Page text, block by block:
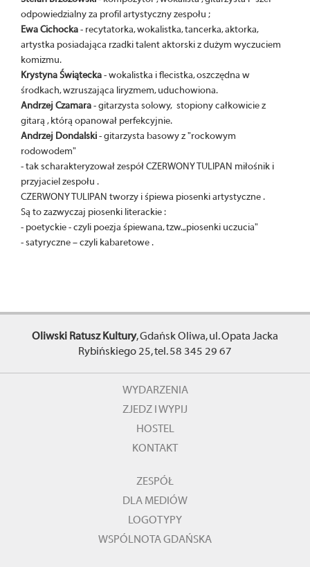
odpowiedzialny za profil artystyczny zespołu ;
Ewa Cichocka- recytatorka, wokalistka, tancerka, aktorka,
artystka posiadająca rzadki talent aktorski z dużym wyczuciem
komizmu.
Krystyna Świątecka- wokalistka i flecistka, oszczędna w
środkach, wzruszająca liryzmem, uduchowiona.
Andrzej Czamara- gitarzysta solowy, stopiony całkowicie z
gitarą , którą opanował perfekcyjnie.
Andrzej Dondalski- gitarzysta basowy z "rockowym
rodowodem"
- tak scharakteryzował zespół CZERWONY TULIPAN miłośnik i
przyjaciel zespołu .
CZERWONY TULIPAN tworzy i śpiewa piosenki artystyczne .
Są to zazwyczaj piosenki literackie :
- poetyckie - czyli poezja śpiewana, tzw. „piosenki uczucia"
- satyryczne – czyli kabaretowe .
Oliwski Ratusz Kultury, Gdańsk Oliwa, ul. Opata Jacka
Rybińskiego 25, tel. 58 345 29 67
WYDARZENIA
ZJEDZ I WYPIJ
HOSTEL
KONTAKT
ZESPÓŁ
DLA MEDIÓW
LOGOTYPY
WSPÓLNOTA GDAŃSKA